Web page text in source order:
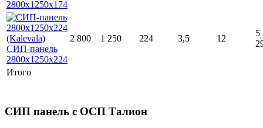
2 800 1 250 224 3,5 12
5
Итого
СИП панель с ОСП Талион